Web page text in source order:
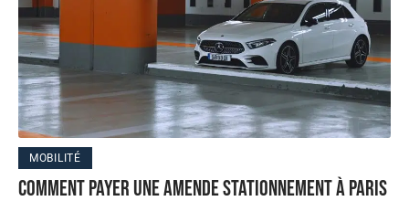
MOBILITÉ
Comment payer une amende stationnement à Paris